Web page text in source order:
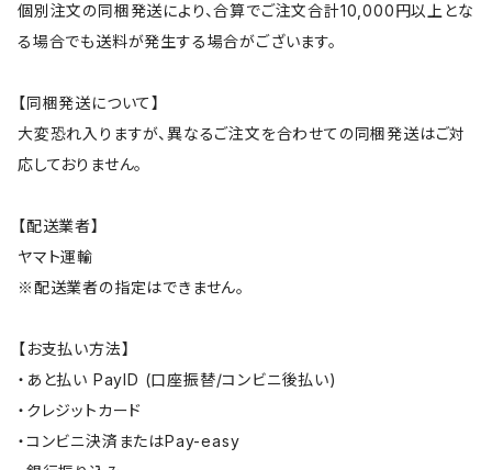
個別注文の同梱発送により、合算でご注文合計10,000円以上とな
る場合でも送料が発生する場合がございます。
【同梱発送について】
大変恐れ入りますが、異なるご注文を合わせての同梱発送はご対
応しておりません。
【配送業者】
ヤマト運輸
※配送業者の指定はできません。
【お支払い方法】
・あと払い PayID (口座振替/コンビニ後払い)
・クレジットカード
・コンビニ決済またはPay-easy